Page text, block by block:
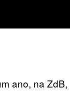
ano, na ZdB,